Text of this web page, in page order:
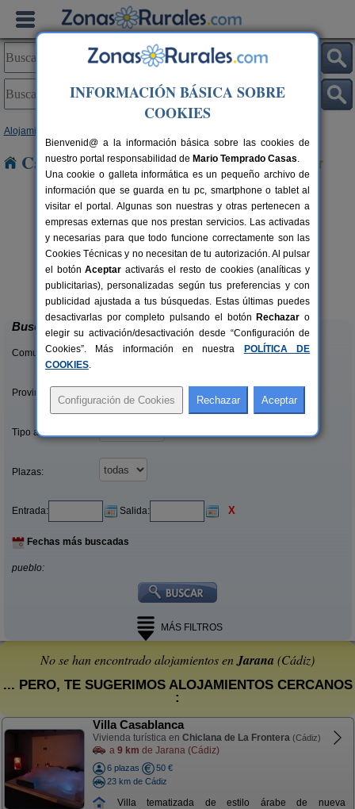
Alojamientos
Casas Rurales cerca de Jarana
2-10 pers.
desde25 €
Casa Rural La Carrihuela
Algodonales (Cádiz)
Buscar
Comunidades:
Provincias/Islas:
Tipo alquiler:
Plazas:
Entrada: Salida: X
Fechas más buscadas
pueblo:
MÁS FILTROS
No se han encontrado alojamientos enJarana (Cádiz)
... PERO, TE SUGERIMOS ALOJAMIENTOS CERCANOS
:
Villa Casablanca
Vivienda turística en Chiclana de La Frontera (Cádiz)
a 9 km de Jarana (Cádiz)
6 plazas
50 €
23 km de Cádiz
Villa tematizada de estilo árabe de nueva
INFORMACIÓN BÁSICA SOBRE
COOKIES
Bienvenid@ a la información básica sobre las cookies de
nuestro portal responsabilidad de Mario Temprado Casas.
Una cookie o galleta informática es un pequeño archivo de
información que se guarda en tu pc, smartphone o tablet al
visitar el portal. Algunas son nuestras y otras pertenecen a
empresas externas que nos prestan servicios. Las activadas
y necesarias para que todo funcione correctamente son las
Cookies Técnicas y no necesitan de tu autorización. Al pulsar
el botónAceptar activarás el resto de cookies (analíticas y
publicitarias), personalizadas según tus preferencias y con
publicidad ajustada a tus búsquedas. Estas últimas puedes
desactivarlas por completo pulsando el botón Rechazar o
elegir su activación/desactivación desde “Configuración de
Cookies”. Más información en nuestra
POLÍTICA DE
COOKIES.